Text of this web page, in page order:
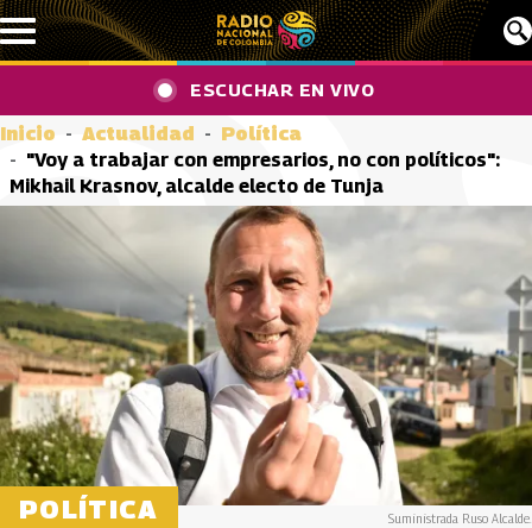
Pasar al contenido principal
ESCUCHAR EN VIVO
Inicio Actualidad
Política
"Voy a trabajar con empresarios, no con políticos":
Mikhail Krasnov, alcalde electo de Tunja
POLÍTICA Suministrada Ruso Alcalde.